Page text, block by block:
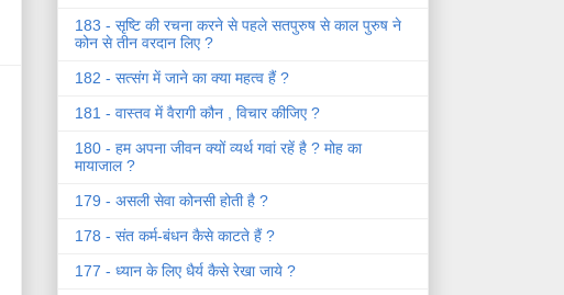
183 - सृष्टि की रचना करने से पहले सतपुरुष से काल पुरुष ने
कोन से तीन वरदान लिए ?
182 - सत्संग में जाने का क्या महत्व हैं ?
181 - वास्तव में वैरागी कौन , विचार कीजिए ?
180 - हम अपना जीवन क्यों व्यर्थ गवां रहें है ? मोह का
मायाजाल ?
179 - असली सेवा कोनसी होती है ?
178 - संत कर्म-बंधन कैसे काटते हैं ?
177 - ध्यान के लिए धैर्य कैसे रेखा जाये ?